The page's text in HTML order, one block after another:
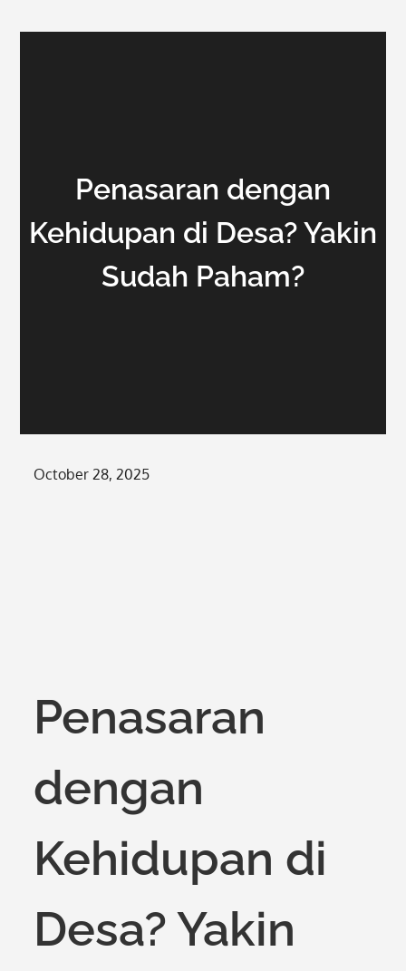
Penasaran dengan
Kehidupan di Desa? Yakin
Sudah Paham?
Posted
October 28, 2025
Penasaran
dengan
Kehidupan di
Desa? Yakin